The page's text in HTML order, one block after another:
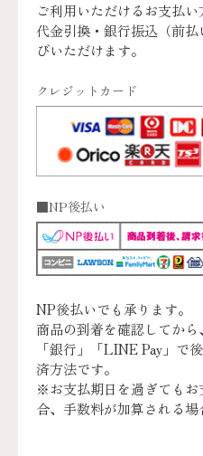
ご利用いただけるお支払
代金引換・銀行振込（前
びいただけます。
クレジットカード
■NP後払い
NP後払いでも承ります。
商品の到着を確認してから
「銀行」「LINE Pay」で
済方法です。
※お支払期日を過ぎても
合、手数料が加算される場